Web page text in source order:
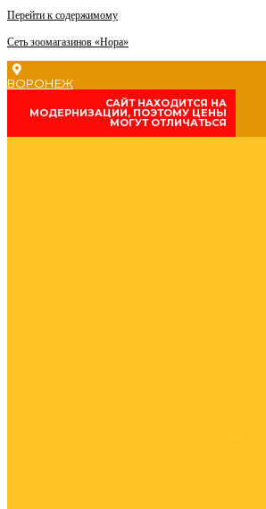
Перейти к содержимому
Сеть зоомагазинов «Нора»
ВОРОНЕЖ
CАЙТ НАХОДИТСЯ НА
МОДЕРНИЗАЦИИ, ПОЭТОМУ ЦЕНЫ
МОГУТ ОТЛИЧАТЬСЯ